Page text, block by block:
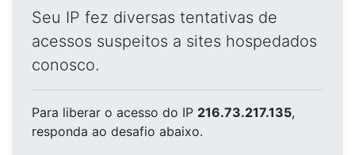
Seu IP fez diversas tentativas de
acessos suspeitos a sites hospedados
conosco.
Para liberar o acesso do IP 216.73.217.135,
responda ao desafio abaixo.